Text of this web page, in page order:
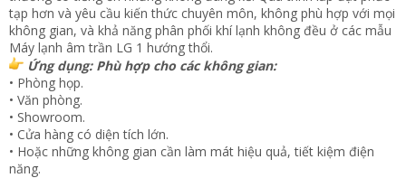
tạp hơn và yêu cầu kiến thức chuyên môn, không phù hợp với mọi
không gian, và khả năng phân phối khí lạnh không đều ở các mẫu
Máy lạnh âm trần LG 1 hướng thổi.
Ứng dụng: Phù hợp cho các không gian:
• Phòng họp.
• Văn phòng.
• Showroom.
• Cửa hàng có diện tích lớn.
• Hoặc những không gian cần làm mát hiệu quả, tiết kiệm điện
năng.